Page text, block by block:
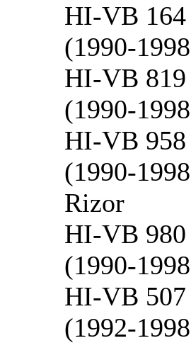
HI-VB 164
(1990-
HI-VB 819
(1990-
HI-VB 958
(1990-
Rizor
HI-VB 980
(1990-
HI-VB 507
(1992-